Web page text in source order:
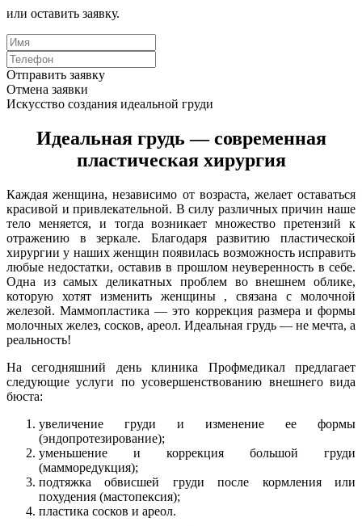
или оставить заявку.
Отправить заявку
Отмена заявки
Искусство создания идеальной груди
Идеальная грудь — современная
пластическая хирургия
Каждая женщина, независимо от возраста, желает оставаться
красивой и привлекательной. В силу различных причин наше
тело меняется, и тогда возникает множество претензий к
отражению в зеркале. Благодаря развитию пластической
хирургии у наших женщин появилась возможность исправить
любые недостатки, оставив в прошлом неуверенность в себе.
Одна из самых деликатных проблем во внешнем облике,
которую хотят изменить женщины , связана с молочной
железой. Маммопластика — это коррекция размера и формы
молочных желез, сосков, ареол. Идеальная грудь — не мечта, а
реальность!
На сегодняшний день клиника Профмедикал предлагает
следующие услуги по усовершенствованию внешнего вида
бюста:
увеличение груди и изменение ее формы
(эндопротезирование);
уменьшение и коррекция большой груди
(мамморедукция);
подтяжка обвисшей груди после кормления или
похудения (мастопексия);
пластика сосков и ареол.